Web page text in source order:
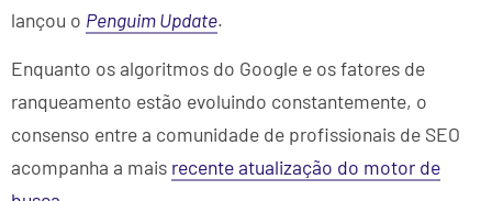
lançou o Penguim Update.
Enquanto os algoritmos do Google e os fatores de
ranqueamento estão evoluindo constantemente, o
consenso entre a comunidade de profissionais de SEO
acompanha a mais recente atualização do motor de